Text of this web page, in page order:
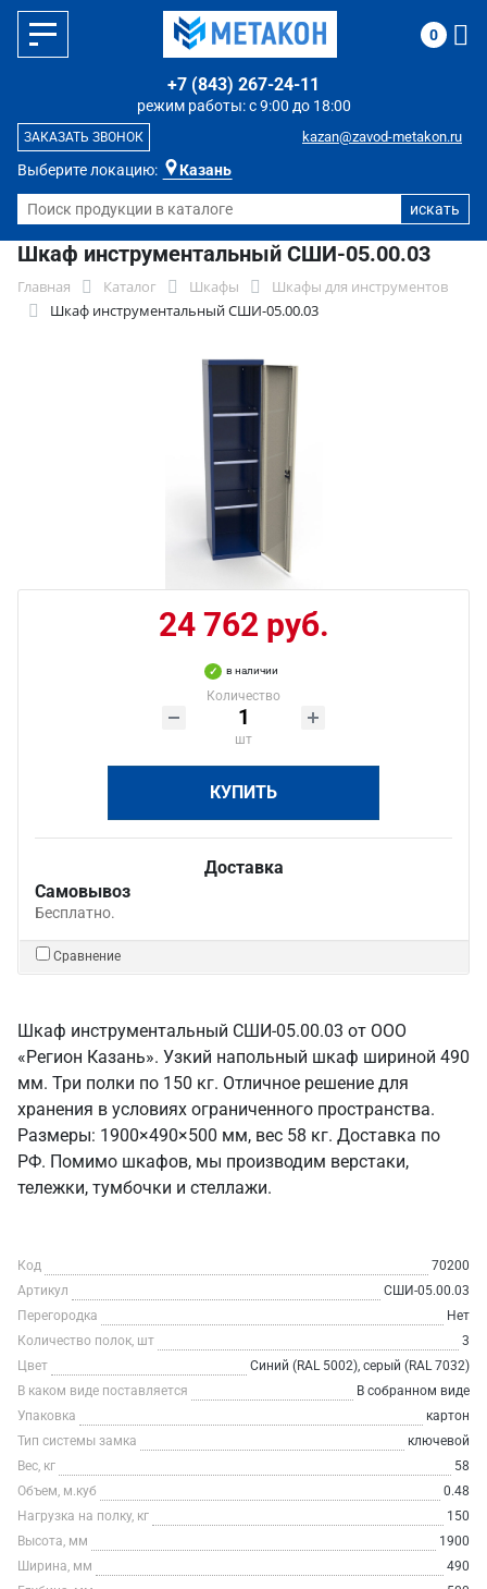
Выберите локацию: Казань
режим работы: с 9:00 до 18:00
+7 (843) 267-24-11
kazan@zavod-metakon.ru
ЗАКАЗАТЬ ЗВОНОК
0
Шкаф инструментальный СШИ-05.00.03
Главная Каталог Шкафы
Шкафы для инструментов
Шкаф инструментальный СШИ-05.00.03
24 762 руб.
в наличии
Количество
шт
КУПИТЬ
Доставка
Самовывоз
Бесплатно.
Сравнение
Шкаф инструментальный СШИ-05.00.03 от ООО
«Регион Казань». Узкий напольный шкаф шириной 490
мм. Три полки по 150 кг. Отличное решение для
хранения в условиях ограниченного пространства.
Размеры: 1900×490×500 мм, вес 58 кг. Доставка по
РФ. Помимо шкафов, мы производим верстаки,
тележки, тумбочки и стеллажи.
Код
70200
Артикул
СШИ-05.00.03
Перегородка
Нет
Количество полок, шт
3
Цвет
Синий (RAL 5002), серый (RAL 7032)
В каком виде поставляется
В собранном виде
Упаковка
картон
Тип системы замка
ключевой
Вес, кг
58
Объем, м.куб
0.48
Нагрузка на полку, кг
150
Высота, мм
1900
Ширина, мм
490